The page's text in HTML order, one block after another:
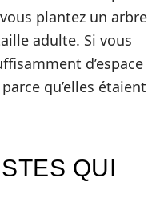
plantez un arbre
adulte. Si vous
d’espace
qu’elles étaient
QUI